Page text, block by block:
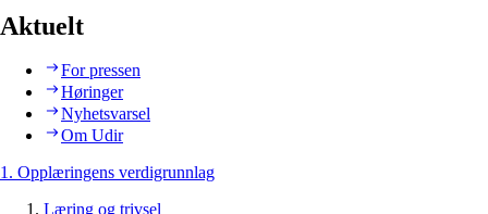
Aktuelt
For pressen
Høringer
Nyhetsvarsel
Om Udir
1. Opplæringens verdigrunnlag
Læring og trivsel